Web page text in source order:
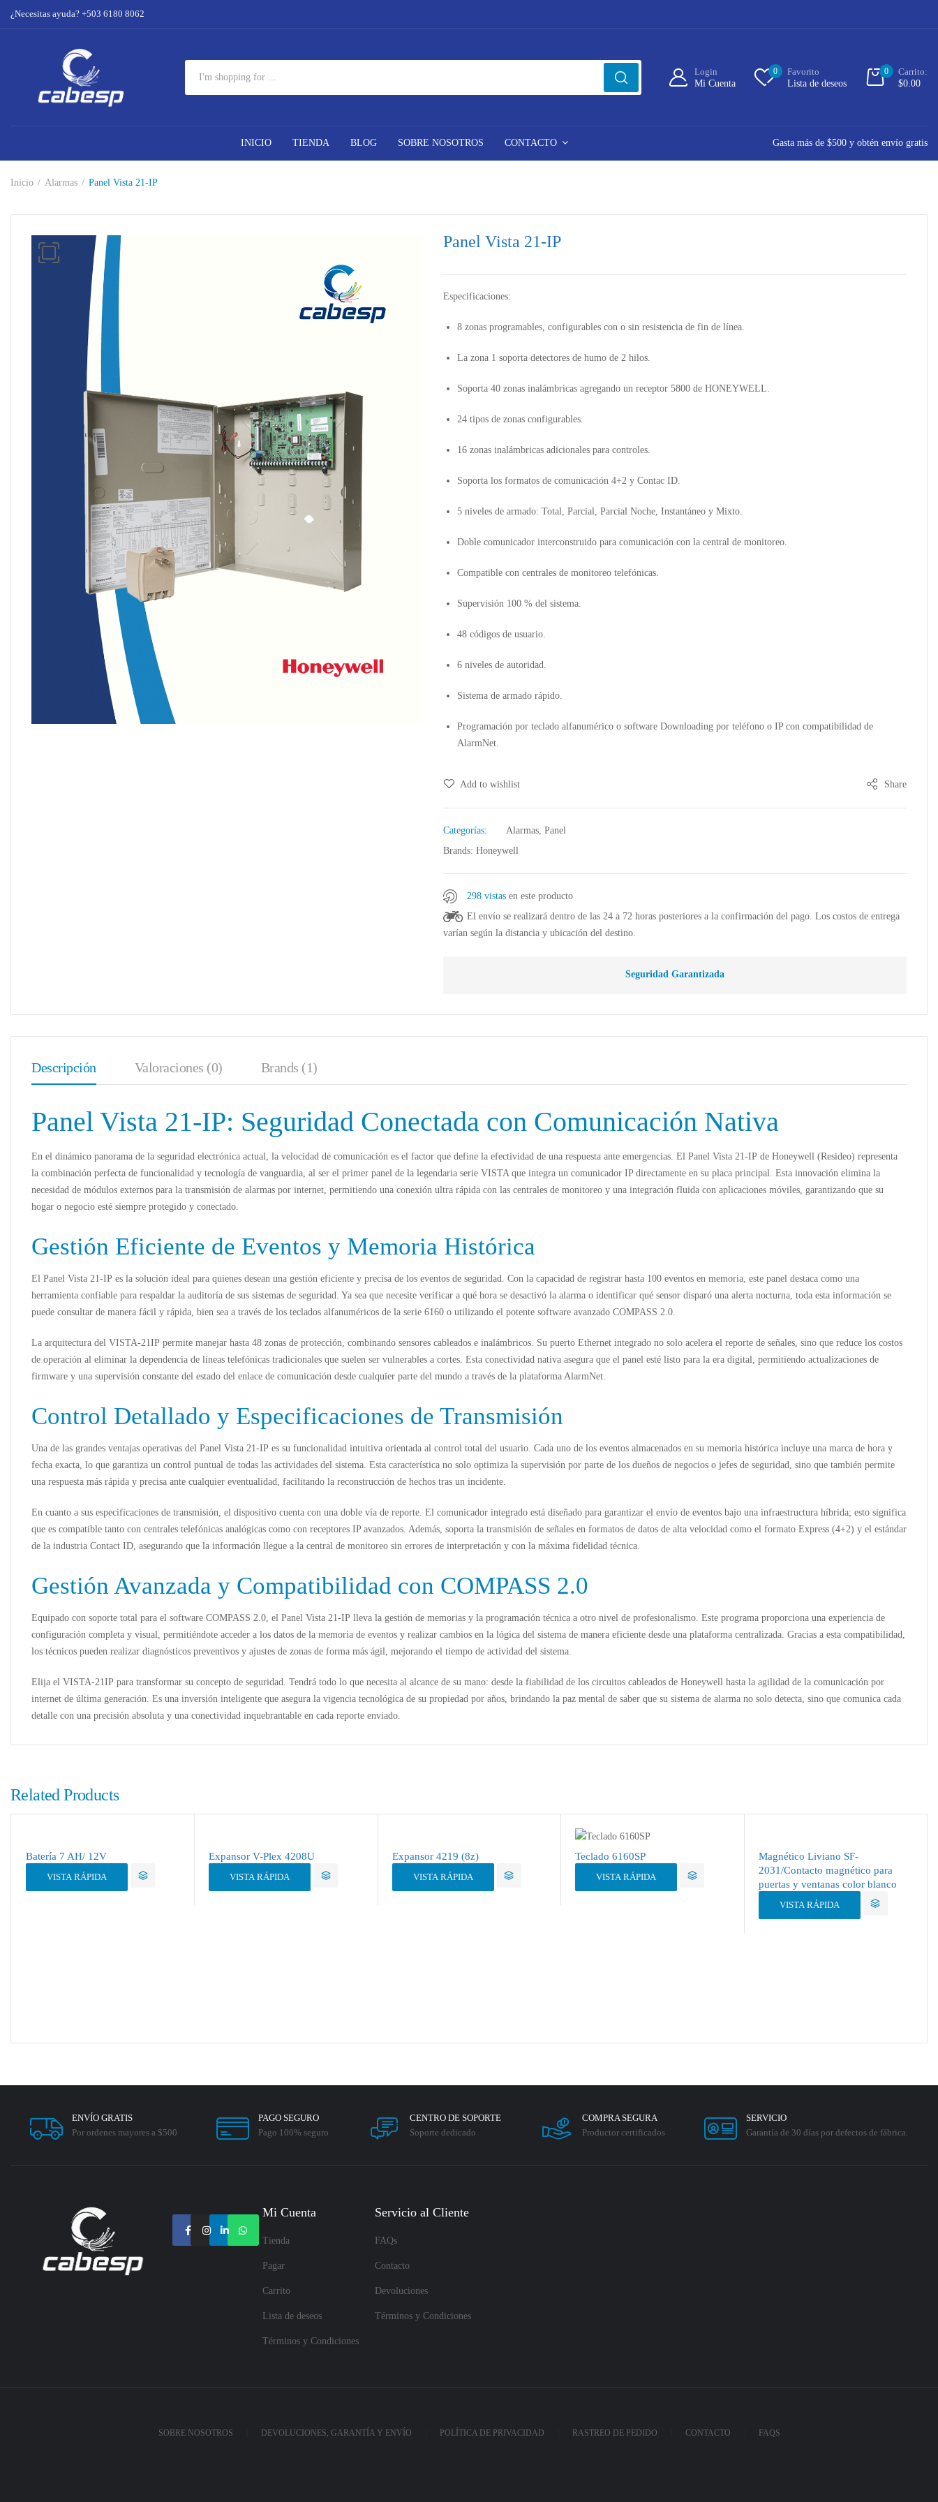
¿Necesitas ayuda? +503 6180 8062
Login
Mi Cuenta
0
Favorito
Lista de deseos
0
Carrito:
$0.00
INICIO TIENDA BLOG SOBRE NOSOTROS CONTACTO Gasta más de $500 y obtén envío gratis
Inicio Alarmas Panel Vista 21-IP
Panel Vista 21-IP
Especificaciones:
8 zonas programables, configurables con o sin resistencia de fin de línea.
La zona 1 soporta detectores de humo de 2 hilos.
Soporta 40 zonas inalámbricas agregando un receptor 5800 de HONEYWELL.
24 tipos de zonas configurables.
16 zonas inalámbricas adicionales para controles.
Soporta los formatos de comunicación 4+2 y Contac ID.
5 niveles de armado: Total, Parcial, Parcial Noche, Instantáneo y Mixto.
Doble comunicador interconstruido para comunicación con la central de monitoreo.
Compatible con centrales de monitoreo telefónicas.
Supervisión 100 % del sistema.
48 códigos de usuario.
6 niveles de autoridad.
Sistema de armado rápido.
Programación por teclado alfanumérico o software Downloading por teléfono o IP con compatibilidad de
AlarmNet.
Add to wishlist Share
Categorías: Alarmas,Panel
Brands:Honeywell
298 vistasen este producto
El envío se realizará dentro de las 24 a 72 horas posteriores a la confirmación del pago. Los costos de entrega
varían según la distancia y ubicación del destino.
Seguridad Garantizada
Descripción Valoraciones (0) Brands (1)
Panel Vista 21-IP: Seguridad Conectada con Comunicación Nativa
En el dinámico panorama de la seguridad electrónica actual, la velocidad de comunicación es el factor que define la efectividad de una respuesta ante emergencias. El Panel Vista 21-IP de Honeywell (Resideo) representa
la combinación perfecta de funcionalidad y tecnología de vanguardia, al ser el primer panel de la legendaria serie VISTA que integra un comunicador IP directamente en su placa principal. Esta innovación elimina la
necesidad de módulos externos para la transmisión de alarmas por internet, permitiendo una conexión ultra rápida con las centrales de monitoreo y una integración fluida con aplicaciones móviles, garantizando que su
hogar o negocio esté siempre protegido y conectado.
Gestión Eficiente de Eventos y Memoria Histórica
El Panel Vista 21-IP es la solución ideal para quienes desean una gestión eficiente y precisa de los eventos de seguridad. Con la capacidad de registrar hasta 100 eventos en memoria, este panel destaca como una
herramienta confiable para respaldar la auditoría de sus sistemas de seguridad. Ya sea que necesite verificar a qué hora se desactivó la alarma o identificar qué sensor disparó una alerta nocturna, toda esta información se
puede consultar de manera fácil y rápida, bien sea a través de los teclados alfanuméricos de la serie 6160 o utilizando el potente software avanzado COMPASS 2.0.
La arquitectura del VISTA-21IP permite manejar hasta 48 zonas de protección, combinando sensores cableados e inalámbricos. Su puerto Ethernet integrado no solo acelera el reporte de señales, sino que reduce los costos
de operación al eliminar la dependencia de líneas telefónicas tradicionales que suelen ser vulnerables a cortes. Esta conectividad nativa asegura que el panel esté listo para la era digital, permitiendo actualizaciones de
firmware y una supervisión constante del estado del enlace de comunicación desde cualquier parte del mundo a través de la plataforma AlarmNet.
Control Detallado y Especificaciones de Transmisión
Una de las grandes ventajas operativas del Panel Vista 21-IP es su funcionalidad intuitiva orientada al control total del usuario. Cada uno de los eventos almacenados en su memoria histórica incluye una marca de hora y
fecha exacta, lo que garantiza un control puntual de todas las actividades del sistema. Esta característica no solo optimiza la supervisión por parte de los dueños de negocios o jefes de seguridad, sino que también permite
una respuesta más rápida y precisa ante cualquier eventualidad, facilitando la reconstrucción de hechos tras un incidente.
En cuanto a sus especificaciones de transmisión, el dispositivo cuenta con una doble vía de reporte. El comunicador integrado está diseñado para garantizar el envío de eventos bajo una infraestructura híbrida; esto significa
que es compatible tanto con centrales telefónicas analógicas como con receptores IP avanzados. Además, soporta la transmisión de señales en formatos de datos de alta velocidad como el formato Express (4+2) y el estándar
de la industria Contact ID, asegurando que la información llegue a la central de monitoreo sin errores de interpretación y con la máxima fidelidad técnica.
Gestión Avanzada y Compatibilidad con COMPASS 2.0
Equipado con soporte total para el software COMPASS 2.0, el Panel Vista 21-IP lleva la gestión de memorias y la programación técnica a otro nivel de profesionalismo. Este programa proporciona una experiencia de
configuración completa y visual, permitiéndote acceder a los datos de la memoria de eventos y realizar cambios en la lógica del sistema de manera eficiente desde una plataforma centralizada. Gracias a esta compatibilidad,
los técnicos pueden realizar diagnósticos preventivos y ajustes de zonas de forma más ágil, mejorando el tiempo de actividad del sistema.
Elija el VISTA-21IP para transformar su concepto de seguridad. Tendrá todo lo que necesita al alcance de su mano: desde la fiabilidad de los circuitos cableados de Honeywell hasta la agilidad de la comunicación por
internet de última generación. Es una inversión inteligente que asegura la vigencia tecnológica de su propiedad por años, brindando la paz mental de saber que su sistema de alarma no solo detecta, sino que comunica cada
detalle con una precisión absoluta y una conectividad inquebrantable en cada reporte enviado.
Related Products
Batería 7 AH/ 12V
VISTA RÁPIDA
Expansor V-Plex 4208U
VISTA RÁPIDA
Expansor 4219 (8z)
VISTA RÁPIDA
Teclado 6160SP
VISTA RÁPIDA
Magnético Liviano SF-
2031/Contacto magnético para
puertas y ventanas color blanco
VISTA RÁPIDA
ENVÍO GRATIS
Por ordenes mayores a $500
PAGO SEGURO
Pago 100% seguro
CENTRO DE SOPORTE
Soporte dedicado
COMPRA SEGURA
Productor certificados
SERVICIO
Garantía de 30 días por defectos de fábrica.
Mi Cuenta
Tienda
Pagar
Carrito
Lista de deseos
Términos y Condiciones
Servicio al Cliente
FAQs
Contacto
Devoluciones
Términos y Condiciones
SOBRE NOSOTROS DEVOLUCIONES, GARANTÍA Y ENVÍO POLÍTICA DE PRIVACIDAD RASTREO DE PEDIDO CONTACTO FAQS